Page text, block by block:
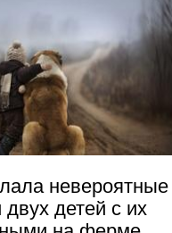
невероятные
детей с их